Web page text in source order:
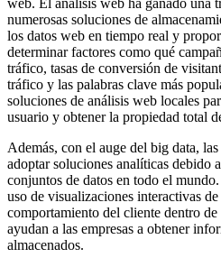
web. El análisis web ha ganado una
numerosas soluciones de
los datos web en tiempo real y
determinar factores como qué
tráfico, tasas de conversión de
tráfico y las palabras clave más
soluciones de análisis web locales
usuario y obtener la propiedad total
Además, con el auge del big data, las
adoptar soluciones analíticas debido
conjuntos de datos en todo el
uso de visualizaciones interactivas
comportamiento del cliente dentro de
ayudan a las empresas a obtener
almacenados.